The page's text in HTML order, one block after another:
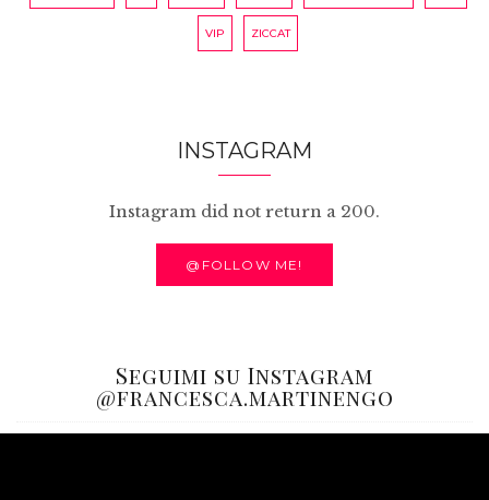
VIP ZICCAT
INSTAGRAM
Instagram did not return a 200.
@FOLLOW ME!
Seguimi su Instagram
@francesca.martinengo